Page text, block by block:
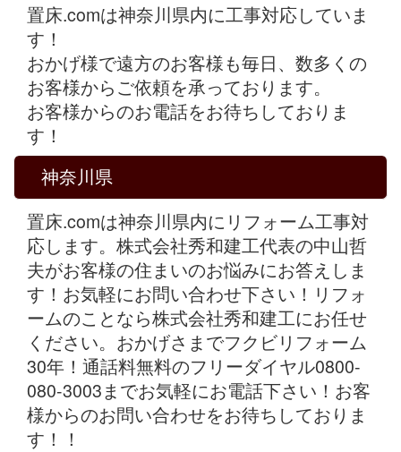
置床.comは神奈川県内に工事対応していま
す！
おかげ様で遠方のお客様も毎日、数多くの
お客様からご依頼を承っております。
お客様からのお電話をお待ちしておりま
す！
神奈川県
置床.comは神奈川県内にリフォーム工事対
応します。株式会社秀和建工代表の中山哲
夫がお客様の住まいのお悩みにお答えしま
す！お気軽にお問い合わせ下さい！リフォ
ームのことなら株式会社秀和建工にお任せ
ください。おかげさまでフクビリフォーム
30年！通話料無料のフリーダイヤル0800-
080-3003までお気軽にお電話下さい！お客
様からのお問い合わせをお待ちしておりま
す！！